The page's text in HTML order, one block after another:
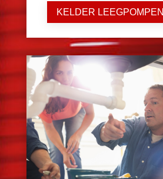
KELDER LEEGPOMPEN